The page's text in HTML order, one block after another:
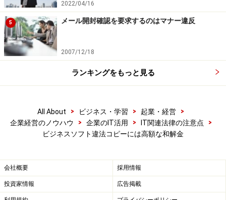
2022/04/16
5 メール開封確認を要求するのはマナー違反
2007/12/18
ランキングをもっと見る
All About > ビジネス・学習 > 起業・経営
>
企業経営のノウハウ
> 企業のIT活用 > IT関連法律の注意点
>
ビジネスソフト違法コピーには高額な和解金
会社概要 採用情報
投資家情報 広告掲載